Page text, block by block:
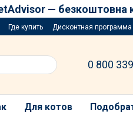
— безкоштовна
Где купить Дисконтная программа
0 800
Для котов